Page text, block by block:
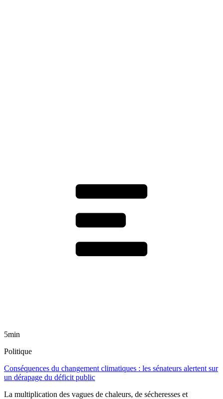
5min
Politique
Conséquences du changement climatiques : les sénateurs alertent sur
un dérapage du déficit public
La multiplication des vagues de chaleurs, de sécheresses et